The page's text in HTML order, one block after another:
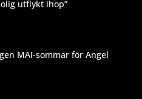
utflykt ihop”
MAI-sommar för Angel